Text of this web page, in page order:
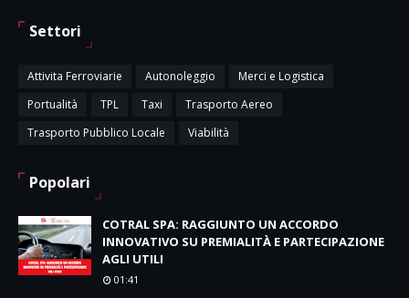
Settori
Attivita Ferroviarie Autonoleggio
Merci e Logistica
Portualità
TPL Taxi
Trasporto Aereo
Trasporto Pubblico Locale
Viabilità
Popolari
COTRAL SPA: RAGGIUNTO UN ACCORDO
INNOVATIVO SU PREMIALITÀ E PARTECIPAZIONE
AGLI UTILI
01:41